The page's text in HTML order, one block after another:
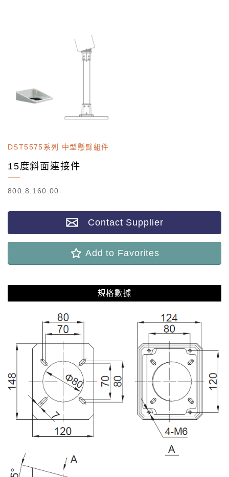
DST5575系列 中型懸臂組件
15度斜面連接件
800.8.160.00
Contact Supplier
Add to Favorites
規格數據